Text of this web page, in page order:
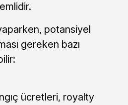
potansiyel
gereken bazı
ücretleri, royalty